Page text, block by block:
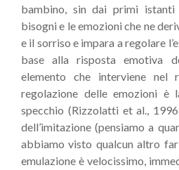
bambino, sin dai primi
bisogni e le emozioni che ne
e il sorriso e impara a regolare
base alla risposta emotiva
elemento che interviene nel
regolazione delle emozioni è
specchio (Rizzolatti et al.,
dell’imitazione (pensiamo a
abbiamo visto qualcun altro
emulazione è velocissimo,